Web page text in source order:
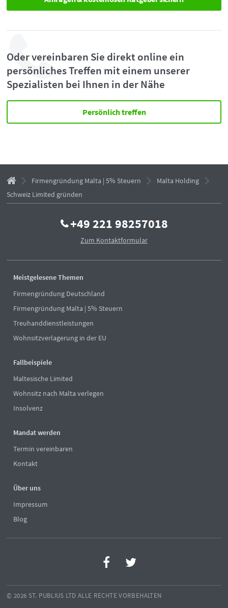
Oder vereinbaren Sie direkt online ein
persönliches Treffen mit einem unserer
Spezialisten bei Ihnen in der Nähe
Persönlich treffen
Firmengründung Malta | 5% Steuern
Malta Holding
Schweiz Limited gründen
+49 221 98257018
Zum Kontaktformular
Meistgelesene Themen
Firmengründung Deutschland
Firmengründung Malta | 5% Steuern
Treuhanddienstleistungen
Wohnsitzverlagerung in der EU
Fallbeispiele
Maltesische Limited
Wohnsitz nach Malta verlegen
Insolvenz
Mandat werden
Termin vereinbaren
Kontakt
Über uns
Impressum
Blog
© 2026 ST. PUBLIUS LTD ALLE RECHTE VORBEHALTEN